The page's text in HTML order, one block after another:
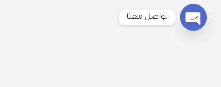
تواصل معنا